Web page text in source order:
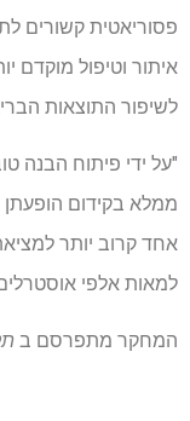
פסוריאטית קשורים
איתור וטיפול מוקדם
לשיפור התוצאות
ממלא בקידום הופעתן
אחד קרוב יותר
למאות אלפי
המחקר מתפרסם ב